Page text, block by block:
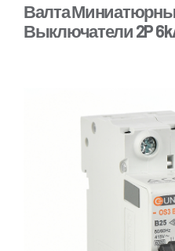
Валта
Выключатели 2P